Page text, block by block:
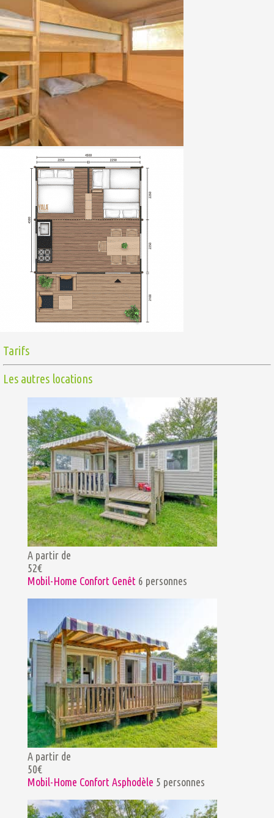
Tarifs
Les autres locations
A partir de
52€
Mobil-Home Confort Genêt 6 personnes
A partir de
50€
Mobil-Home Confort Asphodèle 5 personnes